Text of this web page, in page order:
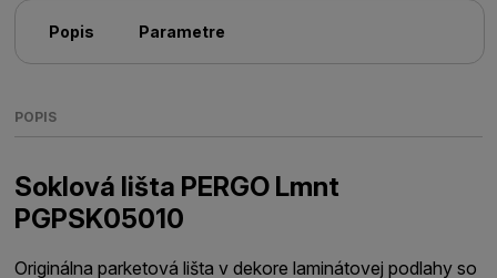
Popis Parametre
POPIS
Soklová lišta PERGO Lmnt
PGPSK05010
Originálna parketová lišta v dekore laminátovej podlahy so